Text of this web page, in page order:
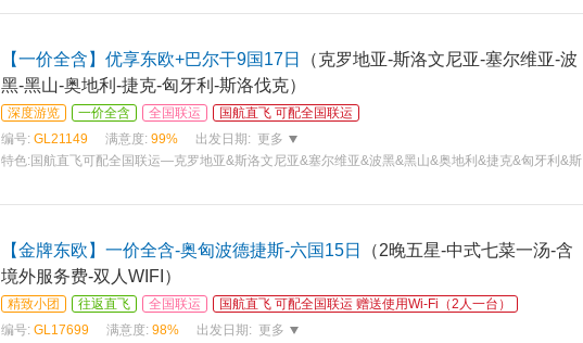
【一价全含】优享东欧+巴尔干9国17日
（克罗地亚-斯洛文尼亚-塞尔维亚-波
黑-黑山-奥地利-捷克-匈牙利-斯洛伐克）
深度游览 一价全含 全国联运
国航直飞 可配全国联运
编号: GL21149 满意度: 99% 出发日期: 更多
特色: 国航直飞可配全国联运—克罗地亚&斯洛文尼亚&塞尔维亚&波黑&黑山&奥地利&捷克&匈牙利&斯
【金牌东欧】一价全含-奥匈波德捷斯-六国15日
（2晚五星-中式七菜一汤-含
境外服务费-双人WIFI）
精致小团 往返直飞 全国联运
国航直飞 可配全国联运 赠送使用Wi-Fi（2人一台）
编号: GL17699 满意度: 98% 出发日期: 更多